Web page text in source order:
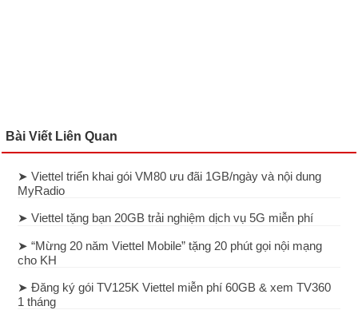
Bài Viết Liên Quan
➤ Viettel triển khai gói VM80 ưu đãi 1GB/ngày và nội dung
MyRadio
➤ Viettel tặng bạn 20GB trải nghiệm dịch vụ 5G miễn phí
➤ “Mừng 20 năm Viettel Mobile” tặng 20 phút gọi nội mạng
cho KH
➤ Đăng ký gói TV125K Viettel miễn phí 60GB & xem TV360
1 tháng